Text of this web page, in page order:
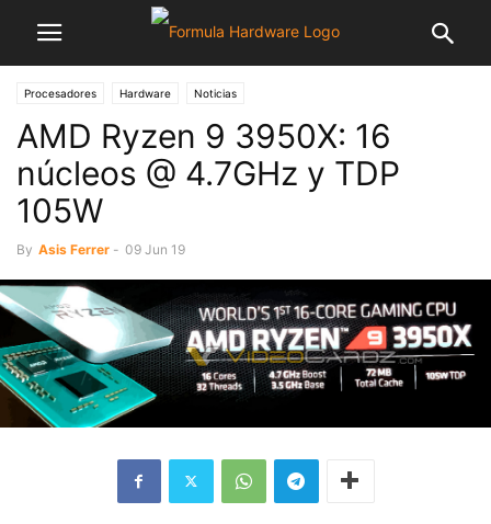
Procesadores Hardware Noticias
AMD Ryzen 9 3950X: 16
núcleos @ 4.7GHz y TDP
105W
By Asis Ferrer - 09 Jun 19